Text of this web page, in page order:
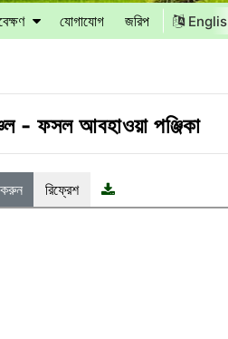
যোগাযোগ জরিপ
- ফসল আবহাওয়া পঞ্জিকা
করুন রিফ্রেশ